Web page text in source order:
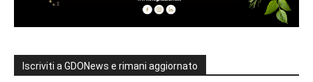
Iscriviti a GDONews e rimani aggiornato